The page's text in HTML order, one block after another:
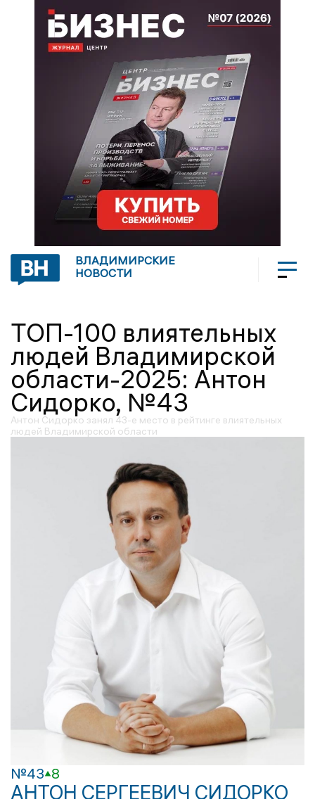
ВЛАДИМИРСКИЕ
НОВОСТИ
ТОП-100 влиятельных
людей Владимирской
области-2025: Антон
Сидорко, №43
Антон Сидорко занял 43-е место в рейтинге влиятельных
людей Владимирской области
№43 8
АНТОН СЕРГЕЕВИЧ СИДОРКО